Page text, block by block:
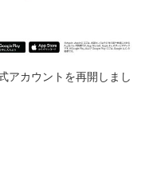
アカウントを再開しまし